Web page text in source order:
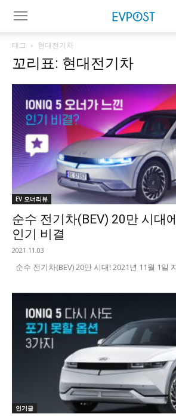
태그 현대전기차
꼬리표: 현대전기차
EV 오너리뷰
순수 전기차(BEV) 20만 시대
인기 비결
2021.11.03
순수 전기차(BEV) 20만 시대! 2021년 11월 1일
인기글